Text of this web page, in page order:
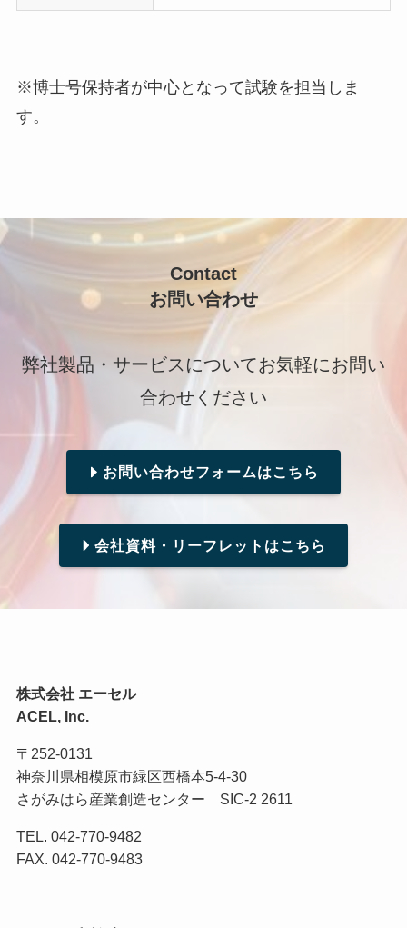
※博士号保持者が中心となって試験を担当しま
す。
Contact
お問い合わせ
弊社製品・サービスについてお気軽にお問い
合わせください
お問い合わせフォームはこちら
会社資料・リーフレットはこちら
株式会社 エーセル
ACEL, Inc.
〒252-0131
神奈川県相模原市緑区西橋本5-4-30
さがみはら産業創造センター SIC-2 2611
TEL. 042-770-9482
FAX. 042-770-9483